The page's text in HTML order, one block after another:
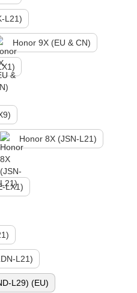
L21)
Honor 9X (EU & CN)
Honor 8X (JSN-L21)
LX1)
L21)
L29) (EU)